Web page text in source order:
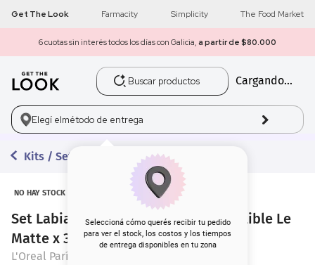
Get The Look Farmacity Simplicity The Food Market
6 cuotas sin interés todos los días con Galicia, a partir de $80.000
Buscar productos
Cargando...
Elegí elmétodo de entrega
Seleccioná cómo querés recibir tu pedido
para ver el stock, los costos y los tiempos
de entrega disponibles en tu zona
Kits / Sets
NO HAY STOCK
Set Labial Líquido L'Oréal Paris Infallible Le
Matte x 3 un
L'Oreal París
1 get the look
2 máscara pestañas
3.
5. corrector
rubor